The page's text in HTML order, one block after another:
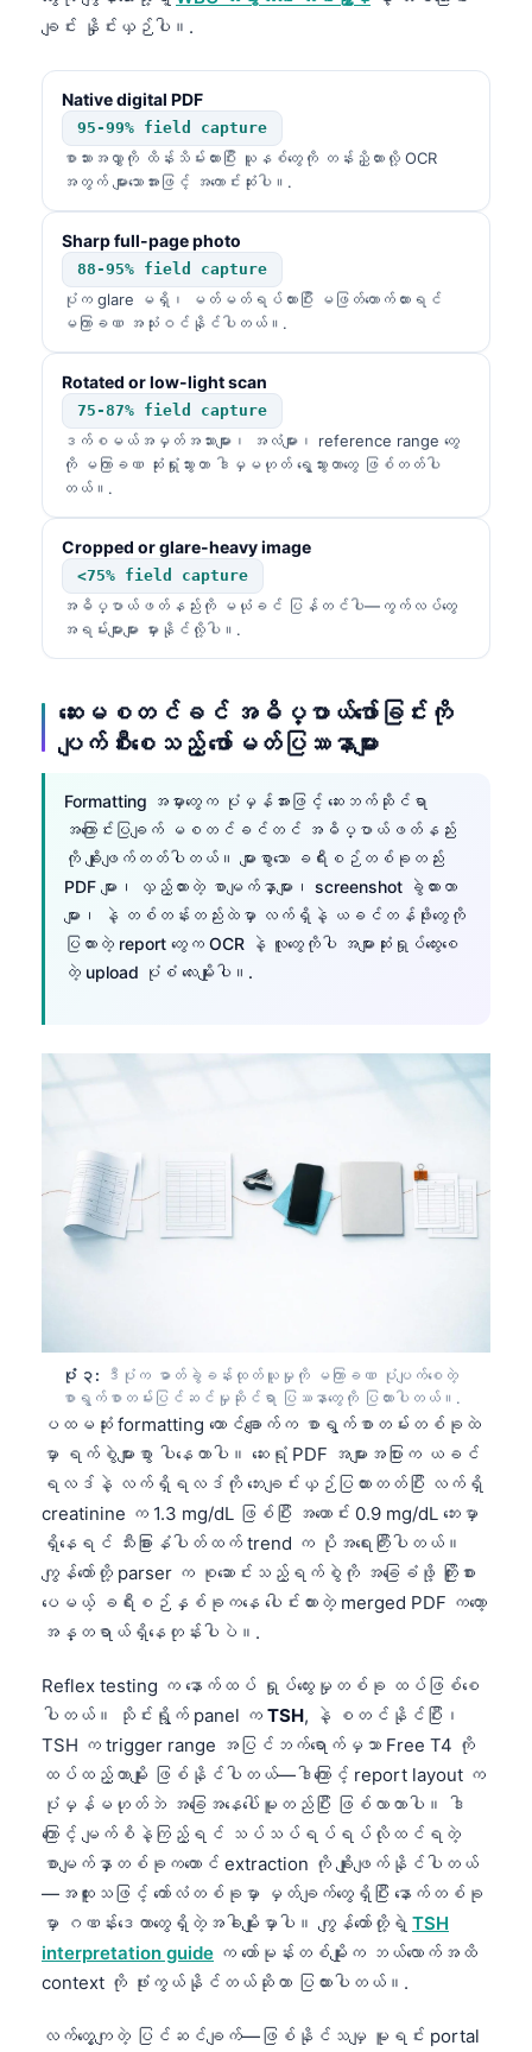
ချင်း နှိုင်းယှဉ်ပါ။.
Native digital PDF
95-99% field capture
စာသားအလွှာကို ထိန်းသိမ်းထားပြီး ယူနစ်တွေကို တန်းညှိထားလို့ OCR
အတွက် များသောအားဖြင့် အကောင်းဆုံးပါ။.
Sharp full-page photo
88-95% field capture
ပုံက glare မရှိ၊ မတ်မတ်ရပ်ထားပြီး မဖြတ်တောက်ထားရင်
မကြာခဏ အသုံးဝင်နိုင်ပါတယ်။.
Rotated or low-light scan
75-87% field capture
ဒက်စမယ်အမှတ်အသားများ၊ အလံများ၊ reference range တွေ
ကို မကြာခဏ ဆုံးရှုံးသွားတာ ဒါမှမဟုတ် ရွေ့သွားတာတွေ ဖြစ်တတ်ပါ
တယ်။.
Cropped or glare-heavy image
<75% field capture
အဓိပ္ပာယ်ဖတ်နည်းကို မယုံခင် ပြန်တင်ပါ—ကွက်လပ်တွေ
အရမ်းများများ မှားနိုင်လို့ပါ။.
ဆေးမစတင်ခင် အဓိပ္ပာယ်ဖော်ခြင်းကို
ပျက်စီးစေသည့် ဖော်မတ်ပြဿနာများ
Formatting အမှားတွေက ပုံမှန်အားဖြင့် ဆေးဘက်ဆိုင်ရာ
အကြောင်းပြချက် မစတင်ခင်တင် အဓိပ္ပာယ်ဖတ်နည်း
ကို ချိုးဖျက်တတ်ပါတယ်။ များစွာသော ခရီးစဉ်တစ်ခုတည်း
PDF များ၊ လှည့်ထားတဲ့ စာမျက်နှာများ၊ screenshot ခွဲထားတာ
များ၊ နဲ့ တစ်တန်းတည်းထဲမှာ လက်ရှိနဲ့ ယခင်တန်ဖိုးတွေကို
ပြထားတဲ့ report တွေက OCR နဲ့ လူတွေကိုပါ အများဆုံးရှုပ်ထွေးစေ
တဲ့ upload ပုံစံ လေးမျိုးပါ။.
ပုံ ၃: ဒီပုံက ဓာတ်ခွဲခန်းထုတ်ယူမှုကို မကြာခဏ ပုံပျက်စေတဲ့
စာရွက်စာတမ်းပြင်ဆင်မှုဆိုင်ရာ ပြဿနာတွေကို ပြထားပါတယ်။.
ပထမဆုံး formatting ထောင်ချောက်က စာရွက်စာတမ်းတစ်ခုထဲ
မှာ ရက်စွဲများစွာ ပါနေတာပါ။ ဆေးရုံ PDF အများအပြားက ယခင်
ရလဒ်နဲ့ လက်ရှိရလဒ်ကို ဘေးချင်းယှဉ်ပြထားတတ်ပြီး လက်ရှိ
creatinine က 1.3 mg/dL ဖြစ်ပြီး အဟောင်း 0.9 mg/dL ဘေးမှာ
ရှိနေရင် သီးခြားနံပါတ်ထက် trend က ပိုအရေးကြီးပါတယ်။
ကျွန်တော်တို့ parser က စုဆောင်းသည့်ရက်စွဲကို အခြေခံဖို့ ကြိုးစား
ပေမယ့် ခရီးစဉ်နှစ်ခုကနေ ပေါင်းထားတဲ့ merged PDF ကတော့
အန္တရာယ်ရှိနေတုန်းပါပဲ။.
Reflex testing က နောက်ထပ် ရှုပ်ထွေးမှုတစ်ခု ထပ်ဖြစ်စေ
ပါတယ်။ သိုင်းရွိုက် panel က TSH, နဲ့ စတင်နိုင်ပြီး၊
TSH က trigger range အပြင်ဘက်ရောက်မှသာ Free T4 ကို
ထပ်ထည့်တာမျိုး ဖြစ်နိုင်ပါတယ်—ဒါကြောင့် report layout က
ပုံမှန်မဟုတ်ဘဲ အခြေအနေပေါ်မူတည်ပြီး ဖြစ်လာတာပါ။ ဒါ
ကြောင့် မျက်စိနဲ့ကြည့်ရင် သပ်သပ်ရပ်ရပ်လိုထင်ရတဲ့
စာမျက်နှာတစ်ခုကတောင် extraction ကို ချိုးဖျက်နိုင်ပါတယ်
—အထူးသဖြင့် ကော်လံတစ်ခုမှာ မှတ်ချက်တွေရှိပြီး နောက်တစ်ခု
မှာ ဂဏန်းဒေတာတွေရှိတဲ့အခါမျိုးမှာပါ။ ကျွန်တော်တို့ရဲ့ TSH
interpretation guide က ဟော်မုန်းတစ်မျိုးက ဘယ်လောက်အထိ
context ကို ဖုံးကွယ်နိုင်တယ်ဆိုတာ ပြထားပါတယ်။.
လက်တွေ့ကျတဲ့ ပြင်ဆင်ချက်—ဖြစ်နိုင်သမျှ မူရင်း portal